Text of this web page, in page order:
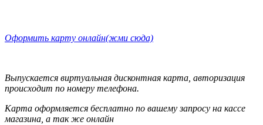
Оформить карту онлайн(жми сюда)
Выпускается виртуальная дисконтная карта, авторизация
происходит по номеру телефона.
Карта оформляется бесплатно по вашему запросу на кассе
магазина, а так же онлайн